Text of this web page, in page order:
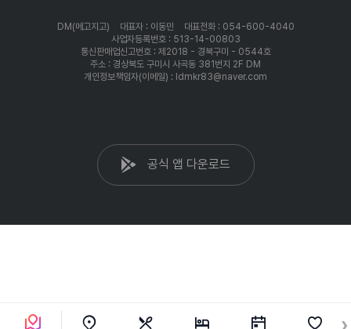
DM(메고지고) 대표자 : 이동민
대표전화 : 054-600-4040
사업자등록번호 : 513-14-00803
통신판매업신고번호 : 제2018 - 경북구미 - 0544호
주소 : 경상북도 구미시 사곡동 381번지 2F DM
개인정보책임자(이메일) : ldmkr83@naver.com
공식 앱 다운로드